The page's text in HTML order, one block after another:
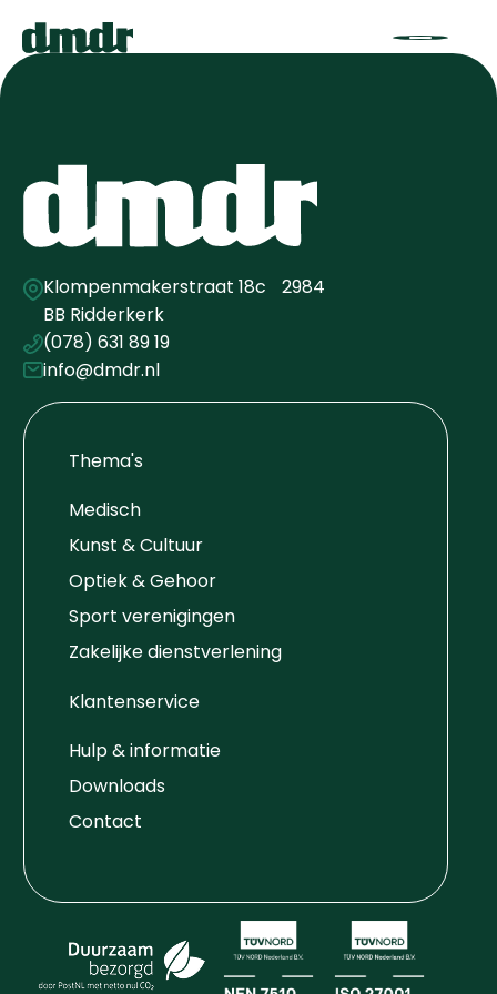
Klompenmakerstraat 18c 2984
BB Ridderkerk
(078) 631 89 19
info@dmdr.nl
Thema's
Medisch
Kunst & Cultuur
Optiek & Gehoor
Sport verenigingen
Zakelijke dienstverlening
Klantenservice
Hulp & informatie
Downloads
Contact